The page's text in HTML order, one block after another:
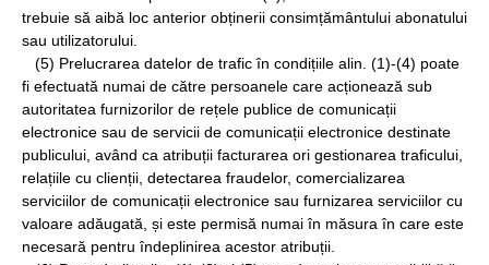
trebuie să aibă loc anterior obținerii consimțământului abonatului
sau utilizatorului.
(5) Prelucrarea datelor de trafic în condițiile alin. (1)-(4) poate
fi efectuată numai de către persoanele care acționează sub
autoritatea furnizorilor de rețele publice de comunicații
electronice sau de servicii de comunicații electronice destinate
publicului, având ca atribuții facturarea ori gestionarea traficului,
relațiile cu clienții, detectarea fraudelor, comercializarea
serviciilor de comunicații electronice sau furnizarea serviciilor cu
valoare adăugată, și este permisă numai în măsura în care este
necesară pentru îndeplinirea acestor atribuții.